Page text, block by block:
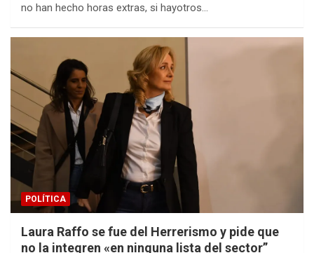
no han hecho horas extras, si hayotros…
POLÍTICA
Laura Raffo se fue del Herrerismo y pide que
no la integren «en ninguna lista del sector”